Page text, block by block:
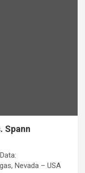
Spann
Nevada – USA